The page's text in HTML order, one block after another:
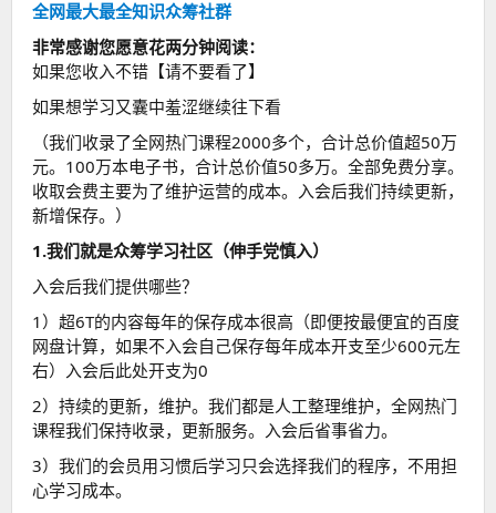
全网最大最全知识众筹社群
非常感谢您愿意花两分钟阅读：
如果您收入不错【请不要看了】
如果想学习又囊中羞涩继续往下看
（我们收录了全网热门课程2000多个，合计总价值超50万
元。100万本电子书，合计总价值50多万。全部免费分享。
收取会费主要为了维护运营的成本。入会后我们持续更新，
新增保存。）
1.我们就是众筹学习社区（伸手党慎入）
入会后我们提供哪些？
1）超6T的内容每年的保存成本很高（即便按最便宜的百度
网盘计算，如果不入会自己保存每年成本开支至少600元左
右）入会后此处开支为0
2）持续的更新，维护。我们都是人工整理维护，全网热门
课程我们保持收录，更新服务。入会后省事省力。
3）我们的会员用习惯后学习只会选择我们的程序，不用担
心学习成本。